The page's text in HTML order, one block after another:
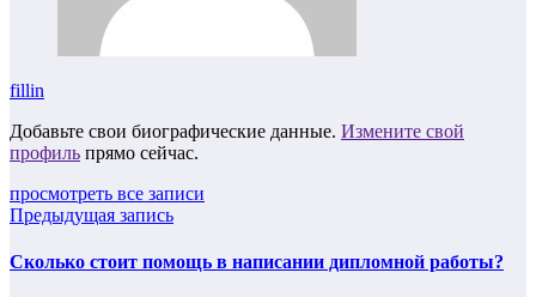
fillin
Добавьте свои биографические данные. Измените свой
профиль прямо сейчас.
просмотреть все записи
Предыдущая запись
Сколько стоит помощь в написании дипломной работы?